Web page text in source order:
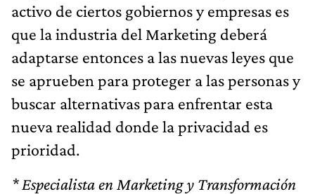
activo de ciertos gobiernos y empresas es
que la industria del Marketing deberá
adaptarse entonces a las nuevas leyes que
se aprueben para proteger a las personas y
buscar alternativas para enfrentar esta
nueva realidad donde la privacidad es
prioridad.
* Especialista en Marketing y Transformación